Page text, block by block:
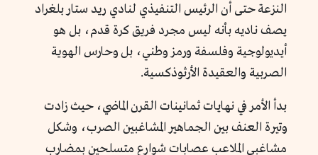
النزعة حتى أن الرئيس التنفيذي لنادي ريد ستار بلغراد
يصف ناديه بأنه ليس مجرد فريق كرة قدم، بل هو
أيديولوجية وفلسفة ورمز وطني، بل وحارس الهوية
الصربية والعقيدة الأرثوذكسية.
بدأ الأمر في نهايات ثمانينات القرن الماضي، حيث زادت
وتيرة العنف بين الجماهير المشاغبين الصرب، وشكل
مشاغبي الملاعب عصابات شوارع متسلحين بمضارب